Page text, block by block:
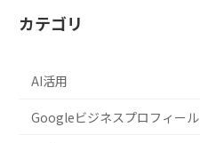
カテゴリ
AI活用
Googleビジネスプロフィール